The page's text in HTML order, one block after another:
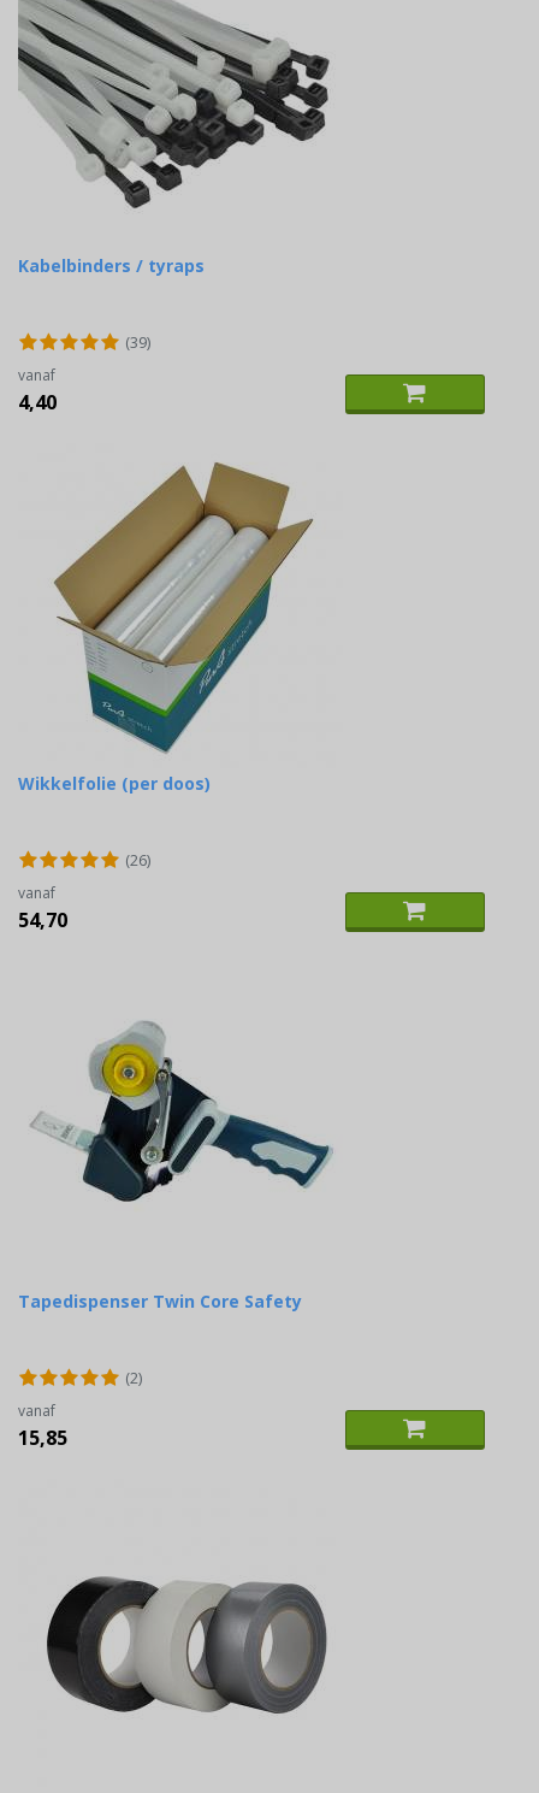
Kabelbinders / tyraps
(39)
vanaf
4,40
Wikkelfolie (per doos)
(26)
vanaf
54,70
Tapedispenser Twin Core Safety
(2)
vanaf
15,85